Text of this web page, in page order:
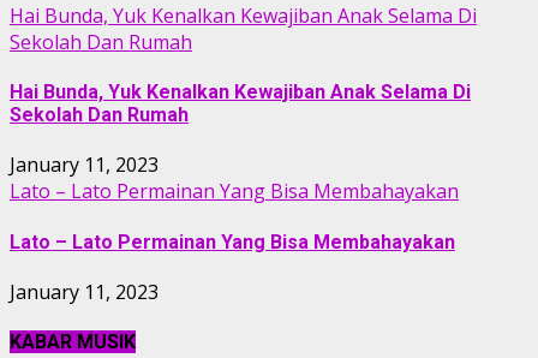
Hai Bunda, Yuk Kenalkan Kewajiban Anak Selama Di
Sekolah Dan Rumah
Hai Bunda, Yuk Kenalkan Kewajiban Anak Selama Di
Sekolah Dan Rumah
January 11, 2023
Lato – Lato Permainan Yang Bisa Membahayakan
Lato – Lato Permainan Yang Bisa Membahayakan
January 11, 2023
KABAR MUSIK